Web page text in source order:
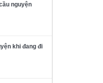
nguyện
khi đang đi